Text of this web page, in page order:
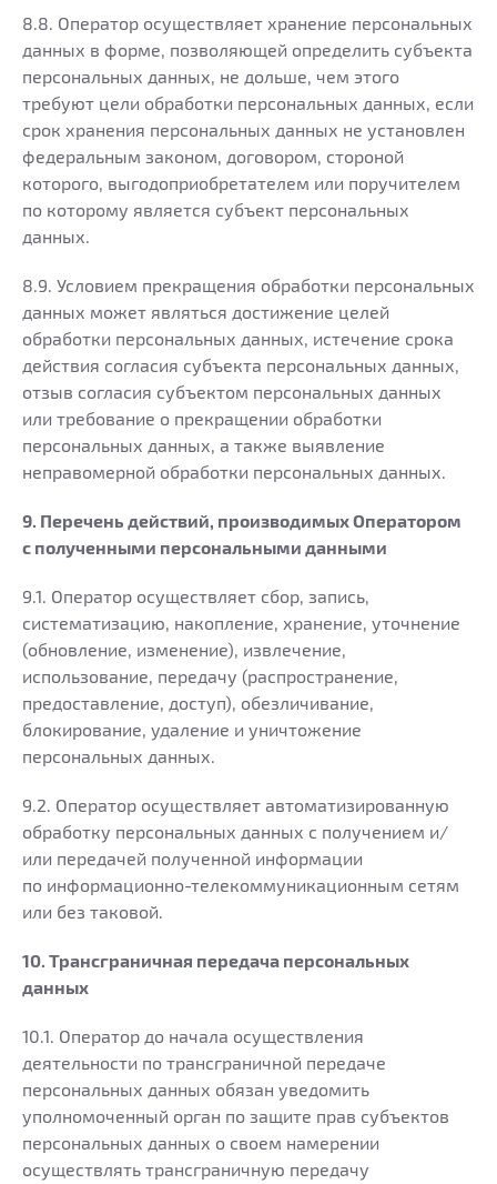
8.8. Оператор осуществляет хранение персональных
данных в форме, позволяющей определить субъекта
персональных данных, не дольше, чем этого
требуют цели обработки персональных данных, если
срок хранения персональных данных не установлен
федеральным законом, договором, стороной
которого, выгодоприобретателем или поручителем
по которому является субъект персональных
данных.
8.9. Условием прекращения обработки персональных
данных может являться достижение целей
обработки персональных данных, истечение срока
действия согласия субъекта персональных данных,
отзыв согласия субъектом персональных данных
или требование о прекращении обработки
персональных данных, а также выявление
неправомерной обработки персональных данных.
9. Перечень действий, производимых Оператором
с полученными персональными данными
9.1. Оператор осуществляет сбор, запись,
систематизацию, накопление, хранение, уточнение
(обновление, изменение), извлечение,
использование, передачу (распространение,
предоставление, доступ), обезличивание,
блокирование, удаление и уничтожение
персональных данных.
9.2. Оператор осуществляет автоматизированную
обработку персональных данных с получением и/
или передачей полученной информации
по информационно-телекоммуникационным сетям
или без таковой.
10. Трансграничная передача персональных
данных
10.1. Оператор до начала осуществления
деятельности по трансграничной передаче
персональных данных обязан уведомить
уполномоченный орган по защите прав субъектов
персональных данных о своем намерении
осуществлять трансграничную передачу